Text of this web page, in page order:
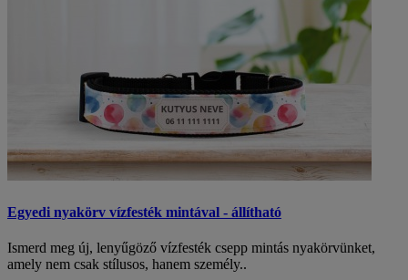
Egyedi nyakörv vízfesték mintával - állítható
Ismerd meg új, lenyűgöző vízfesték csepp mintás nyakörvünket,
amely nem csak stílusos, hanem személy..